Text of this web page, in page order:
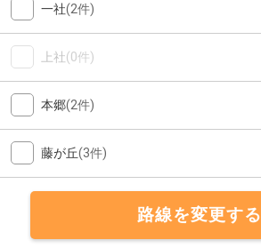
一社(2件)
上社(0件)
本郷(2件)
藤が丘(3件)
路線を変更する